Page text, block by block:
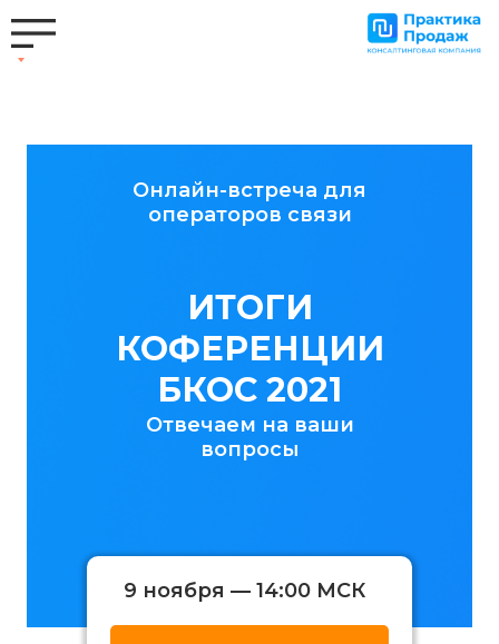
Онлайн-встреча для
операторов связи
ИТОГИ
КОФЕРЕНЦИИ
БКОС 2021
9 ноября — 14:00 МСК
Отвечаем на ваши
вопросы